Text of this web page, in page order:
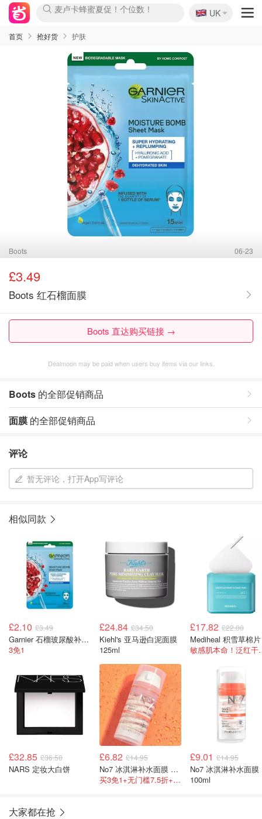
麦卢卡蜂蜜夏促！个位数！
Prada/Miu 4.8折！
啥？必胜客披萨5折！
🇬🇧
UK
首页 抢好货 护肤
Boots 06-23
£3.49
Boots 红石榴面膜
Boots 直达购买链接 →
Dealmoon may be paid when users buy items via our links.
Boots 的全部促销商品
面膜 的全部促销商品
评论
暂无评论，打开App写评论
相似同款
£2.10 £3.49
Garnier 石榴玻尿酸补水面膜 28g
3免1
£24.84 £34.50
Kiehl's 亚马逊白泥面膜
125ml
£17.82 £22.00
敏感肌本
£32.85 £36.50
NARS 定妆大白饼
£6.82 £14.95
No7 冰淇淋补水面膜 100ml
买3免1+无门槛7.5折+额外9.5折
£9.01 £14.95
No7 冰淇淋补水面膜
100ml
大家都在抢